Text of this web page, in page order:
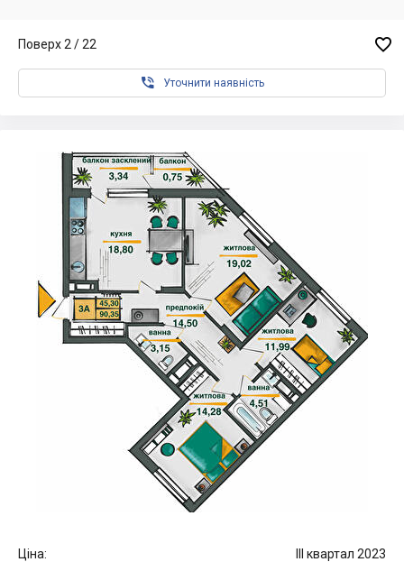
Поверх 2 / 22 
 Уточнити наявність
Ціна: III квартал 2023